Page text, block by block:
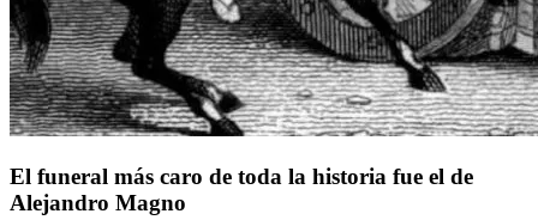
El funeral más caro de toda la historia fue el de
Alejandro Magno